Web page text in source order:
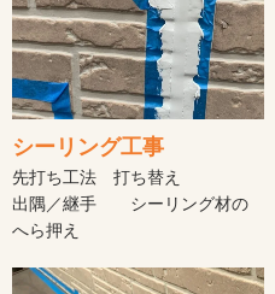
シーリング工事
先打ち工法 打ち替え
出隅／継手 シーリング材の
へら押え